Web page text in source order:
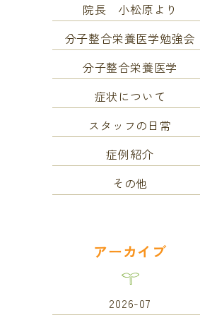
院長 小松原より
分子整合栄養医学勉強会
分子整合栄養医学
症状について
スタッフの日常
症例紹介
その他
アーカイブ
2026-07